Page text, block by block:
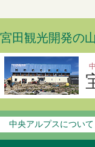
宮田観光開発の
中央アルプスについて